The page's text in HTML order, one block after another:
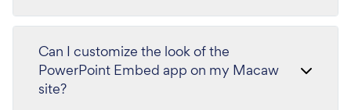
Can I customize the look of the
PowerPoint Embed app on my Macaw
site?